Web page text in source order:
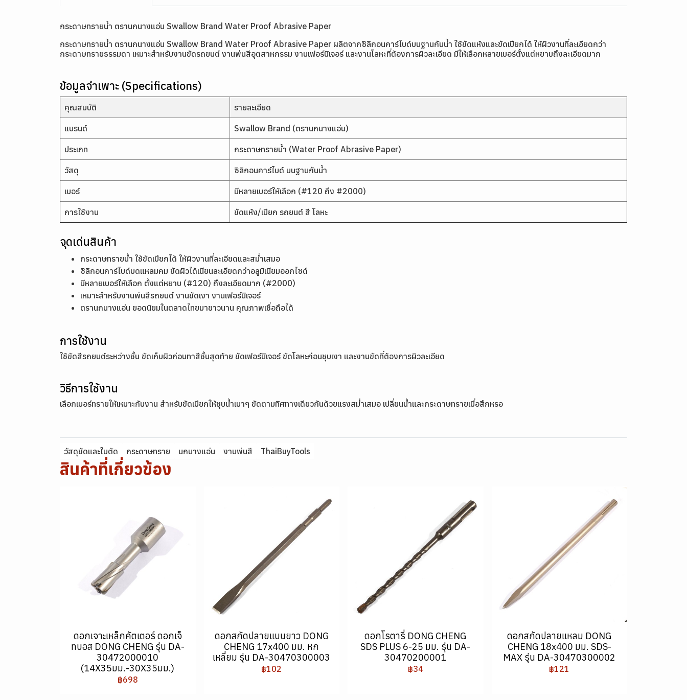
กระดาษทรายน้ำ ตรานกนางแอ่น Swallow Brand Water Proof Abrasive Paper
กระดาษทรายน้ำ ตรานกนางแอ่น Swallow Brand Water Proof Abrasive Paper ผลิตจากซิลิกอนคาร์ไบด์บนฐานกันน้ำ ใช้ขัดแห้งและขัดเปียกได้ ให้ผิวงานที่ละเอียดกว่า
กระดาษทรายธรรมดา เหมาะสำหรับงานขัดรถยนต์ งานพ่นสีอุตสาหกรรม งานเฟอร์นิเจอร์ และงานโลหะที่ต้องการผิวละเอียด มีให้เลือกหลายเบอร์ตั้งแต่หยาบถึงละเอียดมาก
ข้อมูลจำเพาะ (Specifications)
คุณสมบัติ รายละเอียด
แบรนด์ Swallow Brand (ตรานกนางแอ่น)
ประเภท กระดาษทรายน้ำ (Water Proof Abrasive Paper)
วัสดุ ซิลิกอนคาร์ไบด์ บนฐานกันน้ำ
เบอร์ มีหลายเบอร์ให้เลือก (#120 ถึง #2000)
การใช้งาน ขัดแห้ง/เปียก รถยนต์ สี โลหะ
จุดเด่นสินค้า
กระดาษทรายน้ำ ใช้ขัดเปียกได้ ให้ผิวงานที่ละเอียดและสม่ำเสมอ
ซิลิกอนคาร์ไบด์บดแหลมคม ขัดผิวได้เนียนละเอียดกว่าอลูมิเนียมออกไซด์
มีหลายเบอร์ให้เลือก ตั้งแต่หยาบ (#120) ถึงละเอียดมาก (#2000)
เหมาะสำหรับงานพ่นสีรถยนต์ งานขัดเงา งานเฟอร์นิเจอร์
ตรานกนางแอ่น ยอดนิยมในตลาดไทยมายาวนาน คุณภาพเชื่อถือได้
การใช้งาน
ใช้ขัดสีรถยนต์ระหว่างชั้น ขัดเก็บผิวก่อนทาสีชั้นสุดท้าย ขัดเฟอร์นิเจอร์ ขัดโลหะก่อนชุบเงา และงานขัดที่ต้องการผิวละเอียด
วิธีการใช้งาน
เลือกเบอร์ทรายให้เหมาะกับงาน สำหรับขัดเปียกให้ชุบน้ำเบาๆ ขัดตามทิศทางเดียวกันด้วยแรงสม่ำเสมอ เปลี่ยนน้ำและกระดาษทรายเมื่อสึกหรอ
วัสดุขัดและใบตัด กระดาษทราย นกนางแอ่น งานพ่นสี ThaiBuyTools
สินค้าที่เกี่ยวข้อง
ดอกเจาะเหล็กคัตเตอร์ ดอกเจ็
ทบอส DONG CHENG รุ่น DA-
30472000010
(14X35มม.-30X35มม.)
฿698
ดอกสกัดปลายแบนยาว DONG
CHENG 17x400 มม. หก
เหลี่ยม รุ่น DA-30470300003
฿102
ดอกโรตารี่ DONG CHENG
SDS PLUS 6-25 มม. รุ่น DA-
30470200001
฿34
ดอกสกัดปลายแหลม DONG
CHENG 18x400 มม. SDS-
MAX รุ่น DA-30470300002
฿121